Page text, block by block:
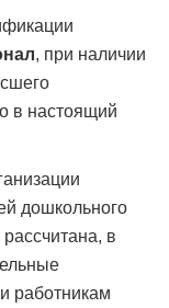
, при наличии
в настоящий
дошкольного
в
работникам